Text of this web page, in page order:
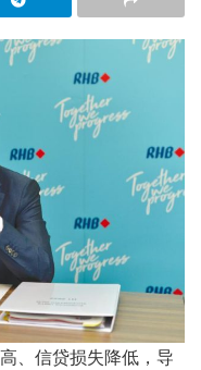
、信贷损失降低，导